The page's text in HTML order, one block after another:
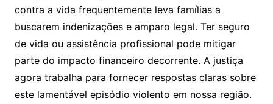
contra a vida frequentemente leva famílias a
buscarem indenizações e amparo legal. Ter seguro
de vida ou assistência profissional pode mitigar
parte do impacto financeiro decorrente. A justiça
agora trabalha para fornecer respostas claras sobre
este lamentável episódio violento em nossa região.